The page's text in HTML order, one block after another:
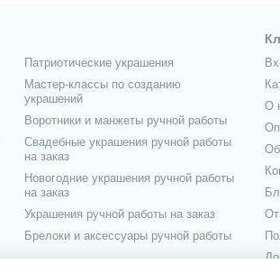
Патриотические украшения
Мастер-классы по созданию
украшений
Воротники и манжеты ручной работы
Свадебные украшения ручной работы
на заказ
Новогодние украшения ручной работы
на заказ
Украшения ручной работы на заказ
Брелоки и аксессуары ручной работы
О